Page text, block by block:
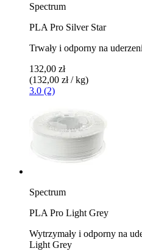
Spectrum
PLA Pro Silver Star
Trwały i odporny na
132,00 zł
(132,00 zł / kg)
3.0 (2)
Spectrum
PLA Pro Light Grey
Wytrzymały i odporny na
Light Grey